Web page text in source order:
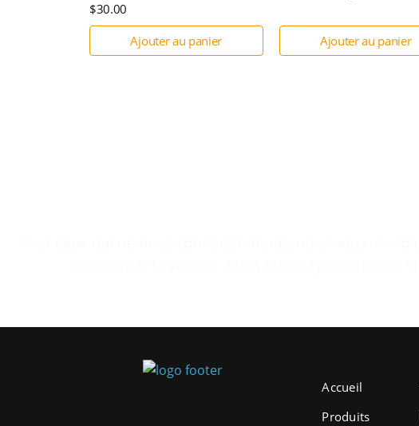
$30.00
Ajouter au panier
Ajouter au panier
Accueil
Produits